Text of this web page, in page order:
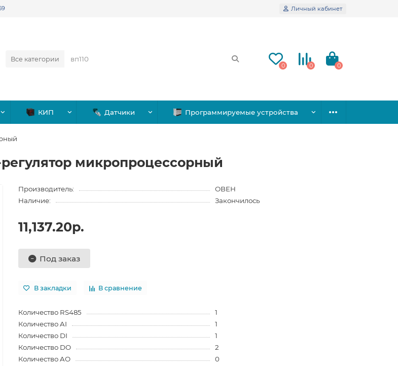
Личный кабинет
Все категории
0 0 0
КИП Датчики Программируемые устройства
микропроцессорный
Производитель:
ОВЕН
Наличие:
Закончилось
11,137.20р.
Под заказ
В закладки В сравнение
Количество RS485
1
Количество AI
1
Количество DI
1
Количество DO
2
Количество AO
0